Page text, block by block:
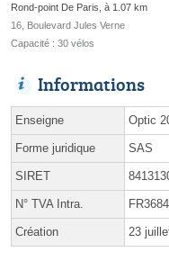
Rond-point De Paris, à 1.07 km
16, Boulevard Jules Verne
Capacité : 30 vélos
Informations
Enseigne Optic
Forme juridique SAS
SIRET
N° TVA Intra.
Création 23